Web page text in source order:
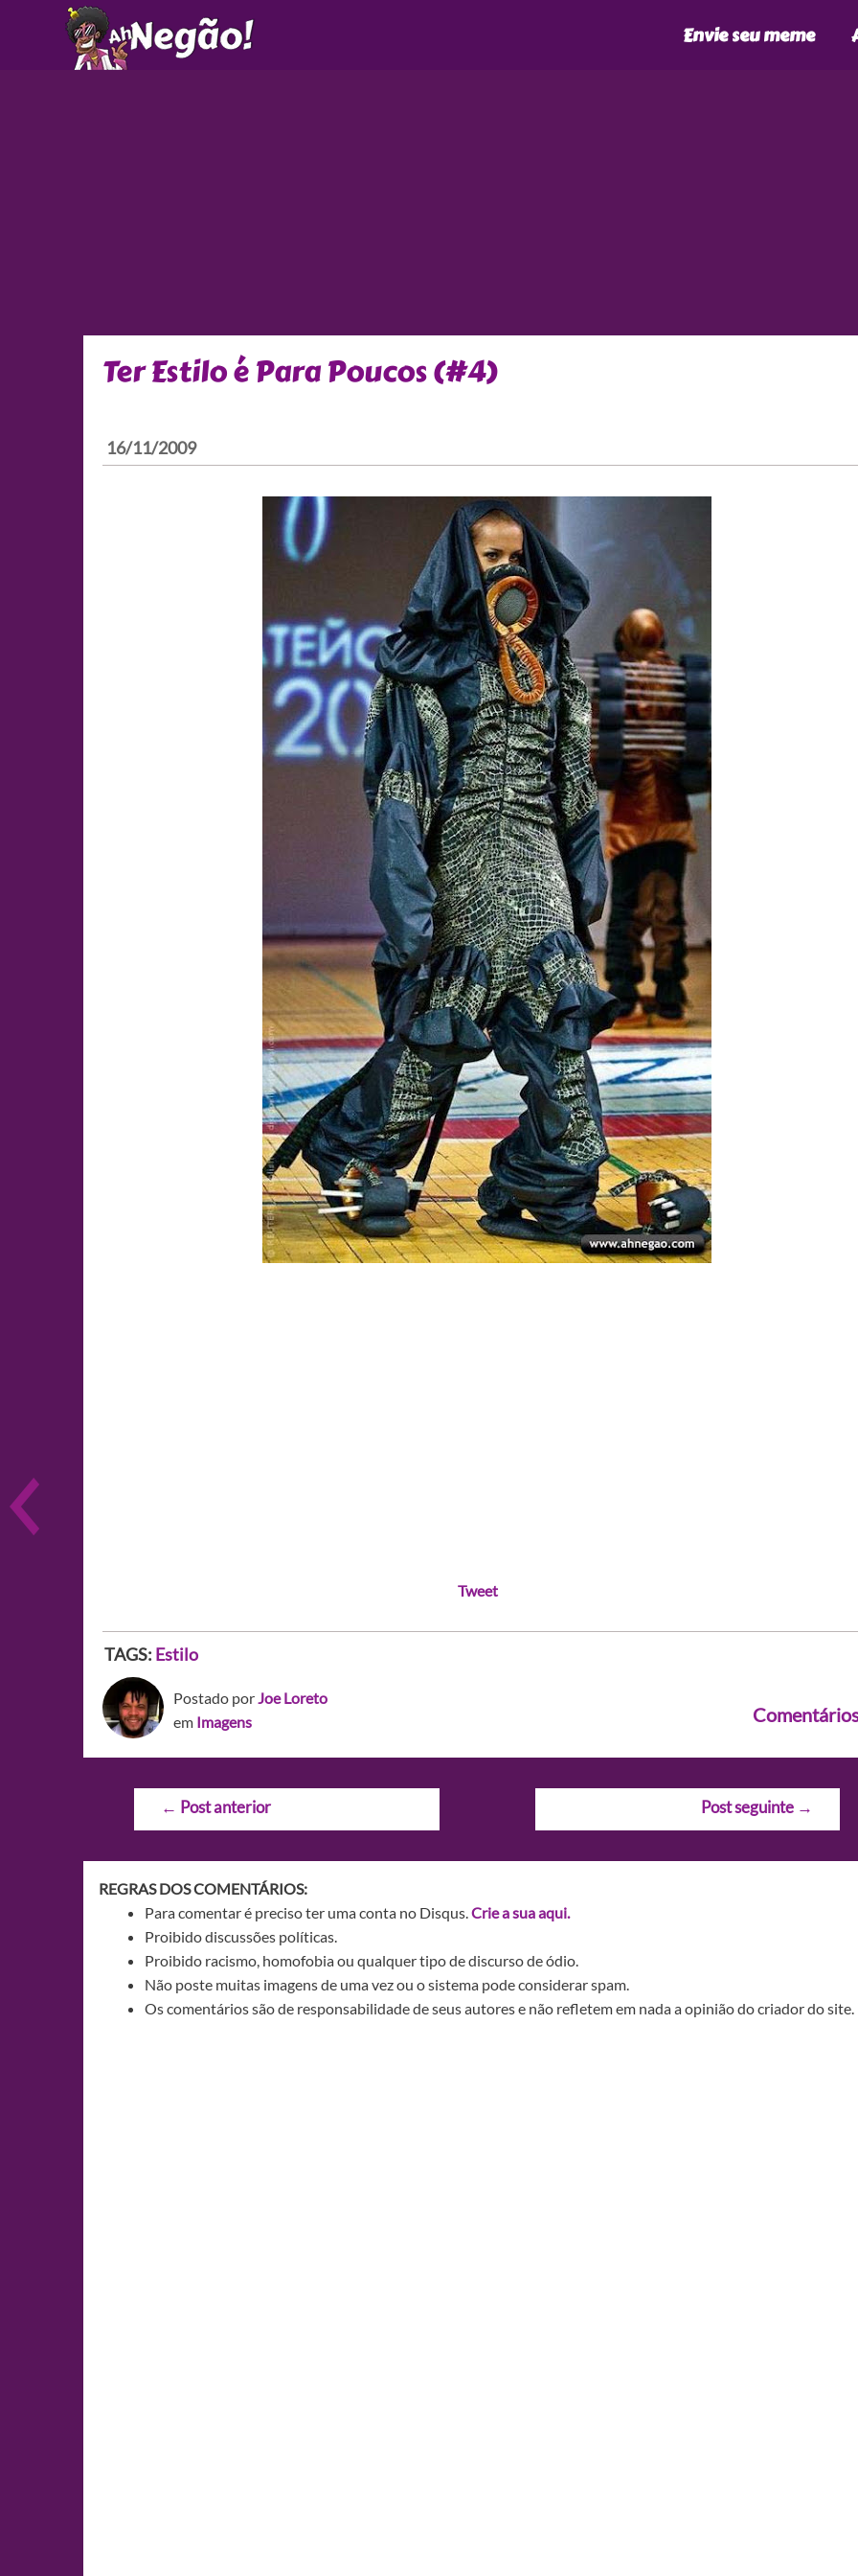
Envie seu meme
Ter Estilo é Para Poucos (#4)
16/11/2009
Tweet
TAGS: Estilo
Postado porJoe Loreto
em Imagens
Navegação
← Post anterior Post seguinte →
REGRAS DOS COMENTÁRIOS:
Para comentar é preciso ter uma conta no Disqus.Crie a sua aqui.
Proibido discussões políticas.
Proibido racismo, homofobia ou qualquer tipo de discurso de ódio.
Não poste muitas imagens de uma vez ou o sistema pode considerar spam.
Os comentários são de responsabilidade de seus autores e não refletem em nada a opinião do criador do site.